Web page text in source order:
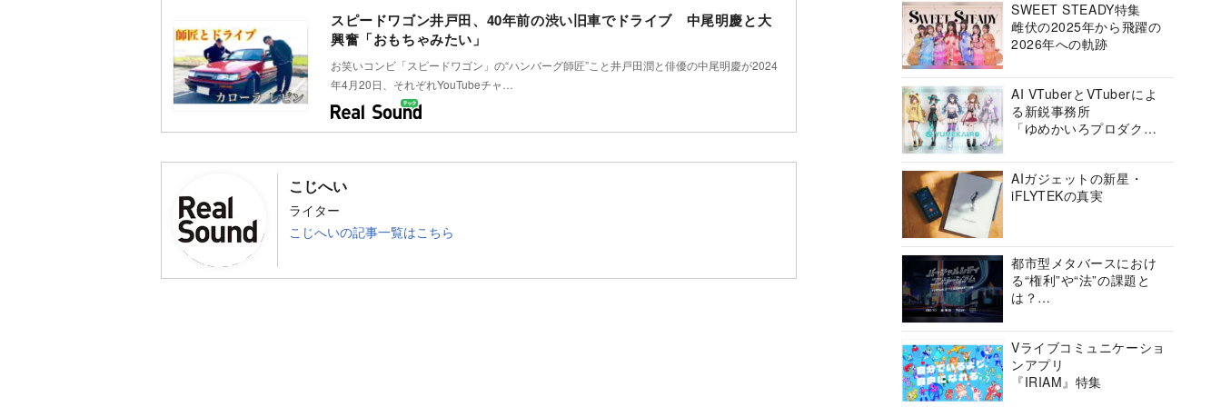
スピードワゴン井戸田、40年前の渋い旧車でドライブ 中尾明慶と大
興奮「おもちゃみたい」
お笑いコンビ「スピードワゴン」の“ハンバーグ師匠”こと井戸田潤と俳優の中尾明慶が2024
年4月20日、それぞれYouTubeチャ…
こじへい
ライター
こじへいの記事一覧はこちら
SWEET STEADY特集
雌伏の2025年から飛躍の
2026年への軌跡
AI VTuberとVTuberによ
る新鋭事務所
「ゆめかいろプロダクシ
AIガジェットの新星・
iFLYTEKの真実
都市型メタバースにおけ
る“権利”や“法”の課題と
は？
ーシアムの挑戦に迫る
Vライブコミュニケーショ
ンアプリ
『IRIAM』特集